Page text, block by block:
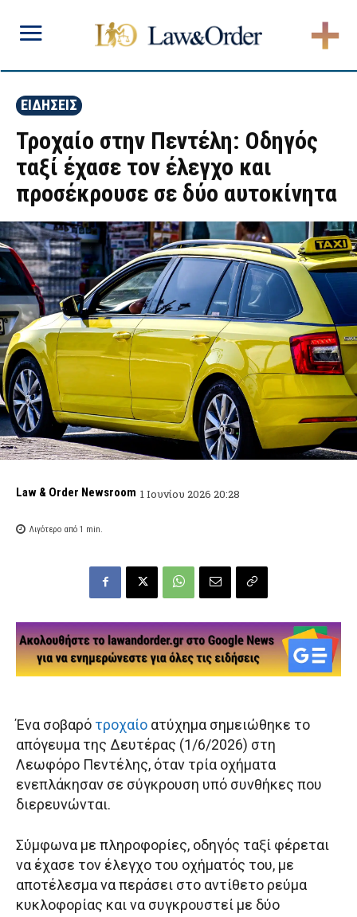
ΕΙΔΗΣΕΙΣ
Τροχαίο στην Πεντέλη: Οδηγός
ταξί έχασε τον έλεγχο και
προσέκρουσε σε δύο αυτοκίνητα
Law & Order Newsroom 1 Ιουνίου 2026 20:28
Λιγότερο από 1 min.
Ένα σοβαρό τροχαίο ατύχημα σημειώθηκε το
απόγευμα της Δευτέρας (1/6/2026) στη
Λεωφόρο Πεντέλης, όταν τρία οχήματα
ενεπλάκησαν σε σύγκρουση υπό συνθήκες που
διερευνώνται.
Σύμφωνα με πληροφορίες, οδηγός ταξί φέρεται
να έχασε τον έλεγχο του οχήματός του, με
αποτέλεσμα να περάσει στο αντίθετο ρεύμα
κυκλοφορίας και να συγκρουστεί με δύο